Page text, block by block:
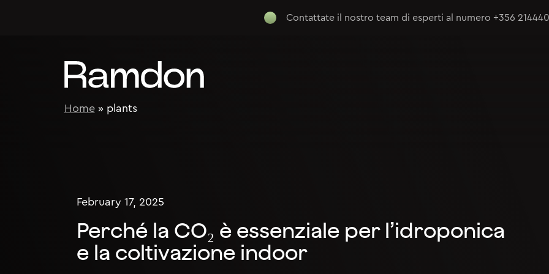
Contattate il nostro team di esperti al numero +356
Home» plants
February 17, 2025
Perché la CO₂ è essenziale per l’idroponica
e la coltivazione indoor